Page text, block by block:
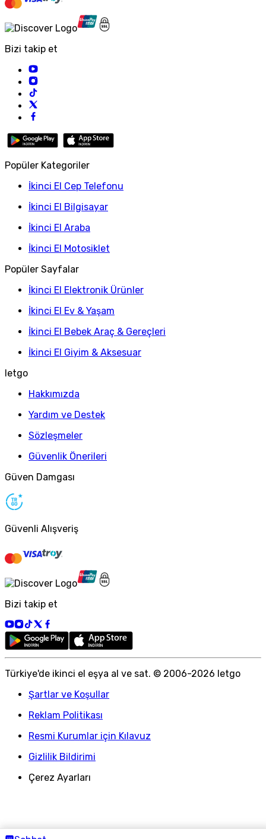
Bizi takip et
Popüler Kategoriler
İkinci El Cep Telefonu
İkinci El Bilgisayar
İkinci El Araba
İkinci El Motosiklet
Popüler Sayfalar
İkinci El Elektronik Ürünler
İkinci El Ev & Yaşam
İkinci El Bebek Araç & Gereçleri
İkinci El Giyim & Aksesuar
letgo
Hakkımızda
Yardım ve Destek
Sözleşmeler
Güvenlik Önerileri
Güven Damgası
Güvenli Alışveriş
Bizi takip et
Türkiye'de ikinci el eşya al ve sat. © 2006-2026 letgo
Şartlar ve Koşullar
Reklam Politikası
Resmi Kurumlar için Kılavuz
Gizlilik Bildirimi
Çerez Ayarları